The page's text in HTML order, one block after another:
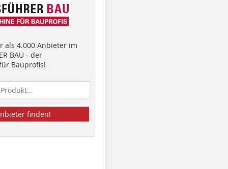
als 4.000 Anbieter im
BAU - der
Bauprofis!
finden!